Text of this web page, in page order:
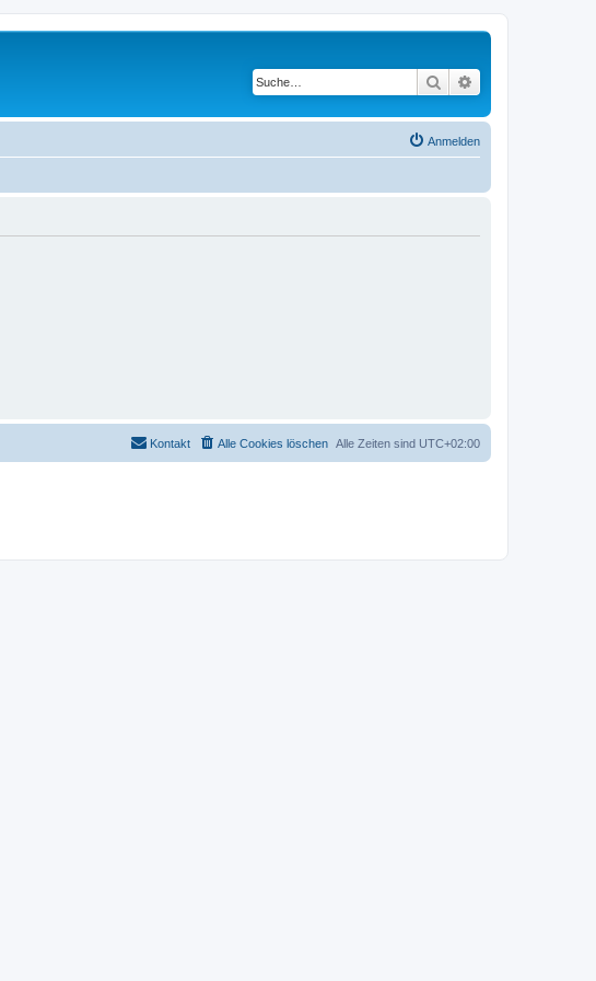
Suche
Anmelden
Alle Zeiten sind UTC+02:00
Alle Cookies löschen
Kontakt